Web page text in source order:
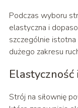
Podczas wyboru
elastyczna i
szczególnie
dużego zakresu
Strój na siłownię